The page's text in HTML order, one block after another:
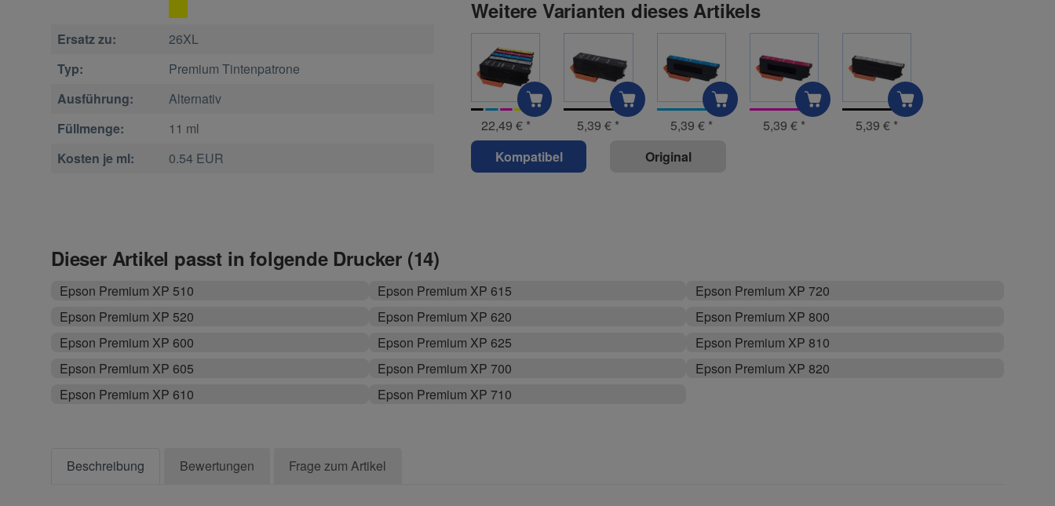
Ersatz zu:
26XL
Typ:
Premium Tintenpatrone
Ausführung:
Alternativ
Füllmenge:
11 ml
Kosten je ml:
0.54 EUR
Weitere Varianten dieses Artikels
22,49 € * 5,39 € * 5,39 € * 5,39 € * 5,39 € *
Kompatibel
Original
Dieser Artikel passt in folgende Drucker (14)
Epson Premium XP 510
Epson Premium XP 520
Epson Premium XP 600
Epson Premium XP 605
Epson Premium XP 610
Epson Premium XP 615
Epson Premium XP 620
Epson Premium XP 625
Epson Premium XP 700
Epson Premium XP 710
Epson Premium XP 720
Epson Premium XP 800
Epson Premium XP 810
Epson Premium XP 820
Beschreibung Bewertungen Frage zum Artikel